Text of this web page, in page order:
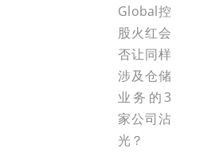
Global控
股火红会
否让同样
涉及仓储
业务的3
家公司沾
光？